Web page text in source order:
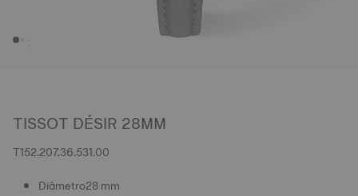
TISSOT DÉSIR 28MM
T152.207.36.531.00
Diâmetro28 mm